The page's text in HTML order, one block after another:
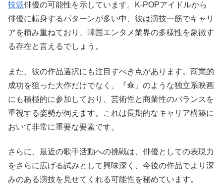
技派俳優の可能性を示しています。K-POPアイドルから
俳優に転身するパターンが多い中、彼は演技一筋でキャリ
アを積み重ねており、韓国エンタメ業界の多様性を象徴す
る存在と言えるでしょう。
また、彼の作品選択にも注目すべき点があります。商業的
成功を狙った大作だけでなく、『傘』のような独立系映画
にも積極的に参加しており、芸術性と商業性のバランスを
重視する姿勢が伺えます。これは長期的なキャリア構築に
おいて非常に重要な要素です。
さらに、最近の歌手活動への挑戦は、俳優としての表現力
をさらに広げる試みとして興味深く、今後の作品でより深
みのある演技を見せてくれる可能性を秘めています。